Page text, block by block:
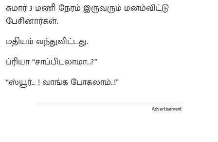
சுமார் 3 மணி நேரம் இருவரும் மனம்விட்டு
பேசினார்கள்.
மதியம் வந்துவிட்டது.
ப்ரியா “சாப்பிடலாமா…?”
“ஸ்யூர்… ! வாங்க போகலாம்..!”
Advertisement